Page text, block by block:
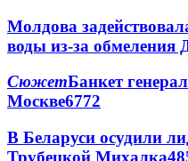
Молдова
воды из-за обмеления
СюжетБанкет
Москве6772
В Беларуси осудили
Трубецкой Михалка